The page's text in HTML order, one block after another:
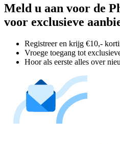
Meld u aan voor de
voor exclusieve
Registreer en krijg €10,-
Vroege toegang tot
Hoor als eerste alles over